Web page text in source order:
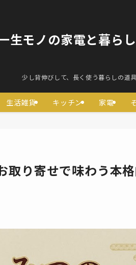
生モノの家電と暮ら
少し背伸びして、長く使う暮らしの道具
生活雑貨 キッチン 家電
り寄せで味わう本